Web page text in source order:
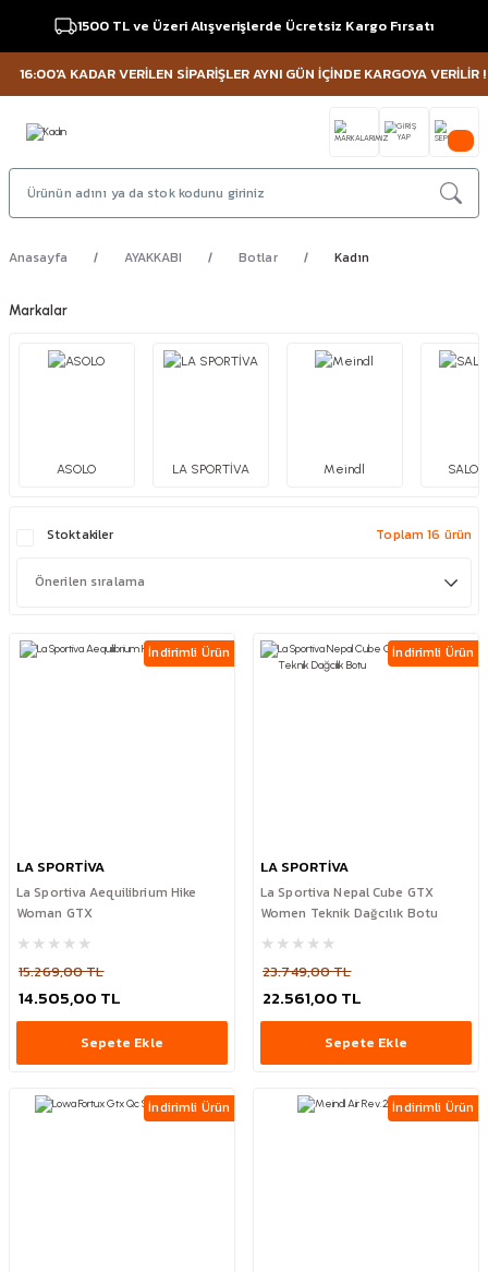
1500 TL ve Üzeri Alışverişlerde Ücretsiz Kargo Fırsatı
KADAR VERİLEN SİPARİŞLER AYNI GÜN İÇİNDE KARGOYA VERİLİR !
Anasayfa AYAKKABI Botlar Kadın
Markalar
ASOLO LA SPORTİVA Meindl
Stoktakiler Toplam 16 ürün
İndirimli Ürün
LA SPORTİVA
La Sportiva Aequilibrium Hike
Woman GTX
15.269,00 TL
14.505,00 TL
Sepete Ekle
İndirimli Ürün
LA SPORTİVA
La Sportiva Nepal Cube GTX
Women Teknik Dağcılık Botu
23.749,00 TL
22.561,00 TL
Sepete Ekle
İndirimli Ürün İndirimli Ürün